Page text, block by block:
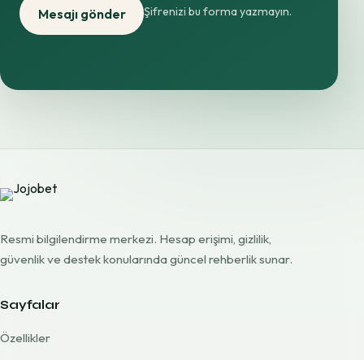
Mesajı gönder Şifrenizi bu forma yazmayın.
Resmi bilgilendirme merkezi. Hesap erişimi, gizlilik,
güvenlik ve destek konularında güncel rehberlik sunar.
Sayfalar
Özellikler